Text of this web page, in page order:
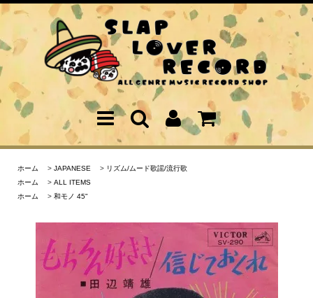
ホーム > JAPANESE > リズム/ムード歌謡/流行歌
ホーム
> ALL ITEMS
ホーム
> 和モノ 45"